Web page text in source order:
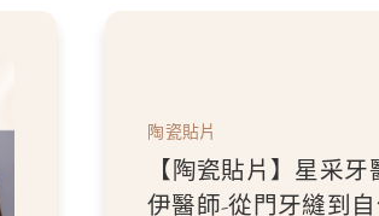
陶瓷貼片
【陶瓷貼片】星采
伊醫師-「我不要把